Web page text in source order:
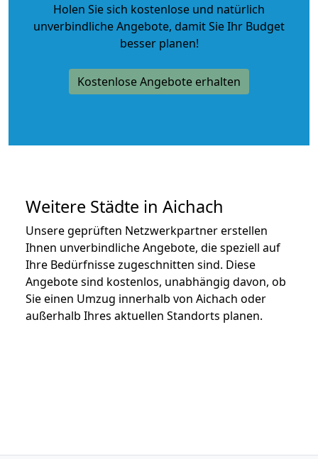
Holen Sie sich kostenlose und natürlich
unverbindliche Angebote, damit Sie Ihr Budget
besser planen!
Kostenlose Angebote erhalten
Weitere Städte in Aichach
Unsere geprüften Netzwerkpartner erstellen
Ihnen unverbindliche Angebote, die speziell auf
Ihre Bedürfnisse zugeschnitten sind. Diese
Angebote sind kostenlos, unabhängig davon, ob
Sie einen Umzug innerhalb von Aichach oder
außerhalb Ihres aktuellen Standorts planen.